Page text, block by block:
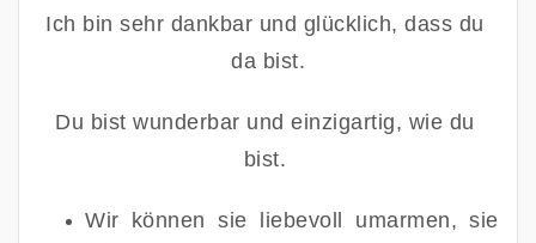
Ich bin sehr dankbar und glücklich, dass du
da bist.
Du bist wunderbar und einzigartig, wie du
bist.
Wir können sie liebevoll umarmen, sie